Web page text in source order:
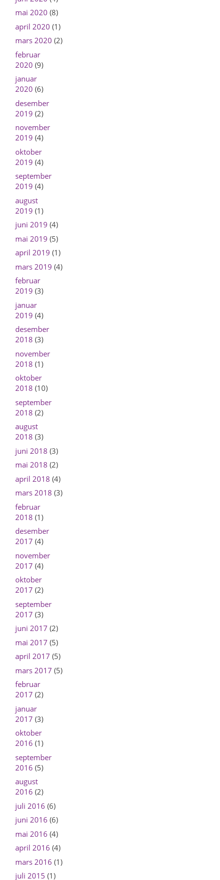
mai 2020 (8)
april 2020 (1)
mars 2020 (2)
februar
2020 (9)
januar
2020 (6)
desember
2019 (2)
november
2019 (4)
oktober
2019 (4)
september
2019 (4)
august
2019 (1)
juni 2019 (4)
mai 2019 (5)
april 2019 (1)
mars 2019 (4)
februar
2019 (3)
januar
2019 (4)
desember
2018 (3)
november
2018 (1)
oktober
2018 (10)
september
2018 (2)
august
2018 (3)
juni 2018 (3)
mai 2018 (2)
april 2018 (4)
mars 2018 (3)
februar
2018 (1)
desember
2017 (4)
november
2017 (4)
oktober
2017 (2)
september
2017 (3)
juni 2017 (2)
mai 2017 (5)
april 2017 (5)
mars 2017 (5)
februar
2017 (2)
januar
2017 (3)
oktober
2016 (1)
september
2016 (5)
august
2016 (2)
juli 2016 (6)
juni 2016 (6)
mai 2016 (4)
april 2016 (4)
mars 2016 (1)
juli 2015 (1)